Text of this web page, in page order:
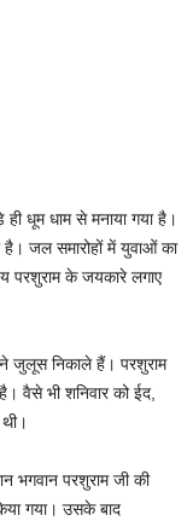
ही धूम धाम से मनाया गया है।
जल समारोहों में युवाओं का
परशुराम के जयकारे लगाए
ने जुलूस निकाले हैं। परशुराम
भी शनिवार को ईद,
भगवान परशुराम जी की
गया। उसके बाद